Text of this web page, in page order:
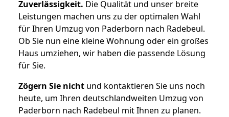
Zuverlässigkeit. Die Qualität und unser breite
Leistungen machen uns zu der optimalen Wahl
für Ihren Umzug von Paderborn nach Radebeul.
Ob Sie nun eine kleine Wohnung oder ein großes
Haus umziehen, wir haben die passende Lösung
für Sie.
Zögern Sie nicht und kontaktieren Sie uns noch
heute, um Ihren deutschlandweiten Umzug von
Paderborn nach Radebeul mit Ihnen zu planen.